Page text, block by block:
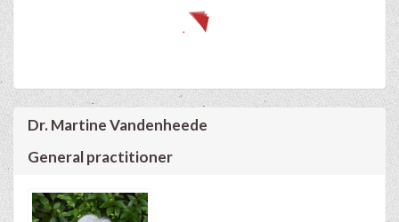
Dr. Martine Vandenheede
General practitioner